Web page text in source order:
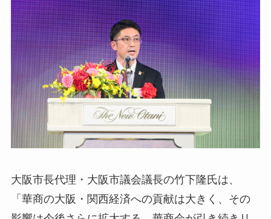
大阪市長代理・大阪市議会議長の竹下隆氏は、
「華商の大阪・関西経済への貢献は大きく、その